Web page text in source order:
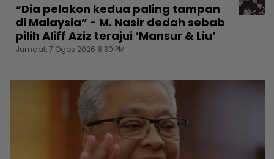
“Dia pelakon kedua paling tampan
di Malaysia” - M. Nasir dedah sebab
pilih Aliff Aziz terajui ‘Mansur & Liu’
Jumaat, 7 Ogos 2026 8:30 PM